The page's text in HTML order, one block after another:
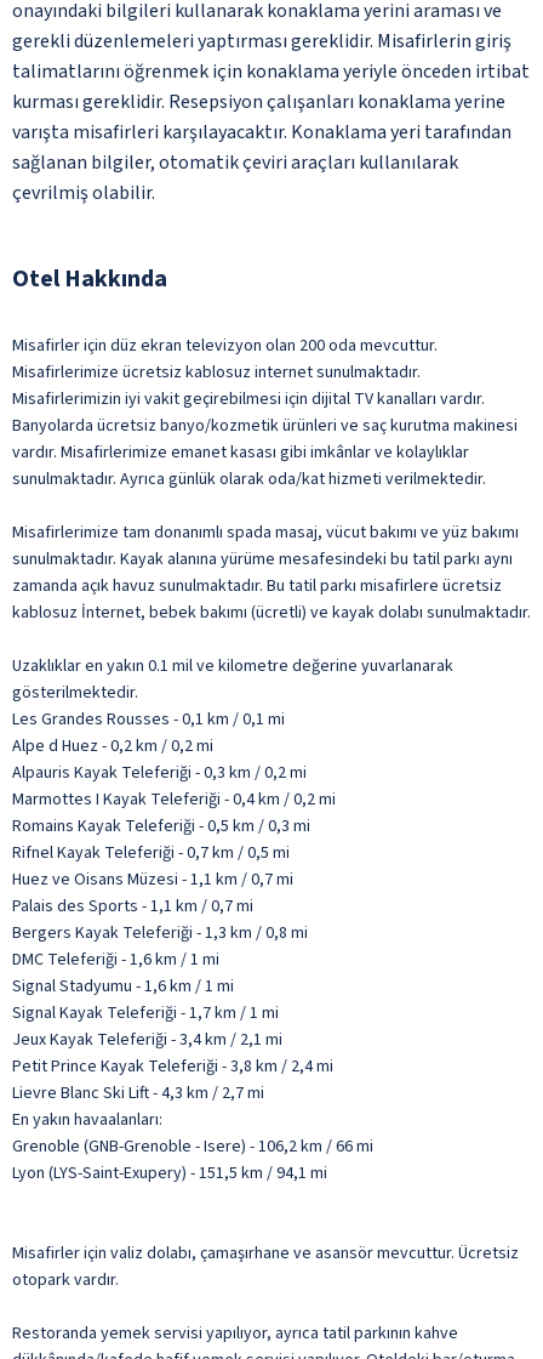
onayındaki bilgileri kullanarak konaklama yerini araması ve
gerekli düzenlemeleri yaptırması gereklidir. Misafirlerin giriş
talimatlarını öğrenmek için konaklama yeriyle önceden irtibat
kurması gereklidir. Resepsiyon çalışanları konaklama yerine
varışta misafirleri karşılayacaktır. Konaklama yeri tarafından
sağlanan bilgiler, otomatik çeviri araçları kullanılarak
çevrilmiş olabilir.
Otel Hakkında
Misafirler için düz ekran televizyon olan 200 oda mevcuttur.
Misafirlerimize ücretsiz kablosuz internet sunulmaktadır.
Misafirlerimizin iyi vakit geçirebilmesi için dijital TV kanalları vardır.
Banyolarda ücretsiz banyo/kozmetik ürünleri ve saç kurutma makinesi
vardır. Misafirlerimize emanet kasası gibi imkânlar ve kolaylıklar
sunulmaktadır. Ayrıca günlük olarak oda/kat hizmeti verilmektedir.
Misafirlerimize tam donanımlı spada masaj, vücut bakımı ve yüz bakımı
sunulmaktadır. Kayak alanına yürüme mesafesindeki bu tatil parkı aynı
zamanda açık havuz sunulmaktadır. Bu tatil parkı misafirlere ücretsiz
kablosuz İnternet, bebek bakımı (ücretli) ve kayak dolabı sunulmaktadır.
Uzaklıklar en yakın 0.1 mil ve kilometre değerine yuvarlanarak
gösterilmektedir.
Les Grandes Rousses - 0,1 km / 0,1 mi
Alpe d Huez - 0,2 km / 0,2 mi
Alpauris Kayak Teleferiği - 0,3 km / 0,2 mi
Marmottes I Kayak Teleferiği - 0,4 km / 0,2 mi
Romains Kayak Teleferiği - 0,5 km / 0,3 mi
Rifnel Kayak Teleferiği - 0,7 km / 0,5 mi
Huez ve Oisans Müzesi - 1,1 km / 0,7 mi
Palais des Sports - 1,1 km / 0,7 mi
Bergers Kayak Teleferiği - 1,3 km / 0,8 mi
DMC Teleferiği - 1,6 km / 1 mi
Signal Stadyumu - 1,6 km / 1 mi
Signal Kayak Teleferiği - 1,7 km / 1 mi
Jeux Kayak Teleferiği - 3,4 km / 2,1 mi
Petit Prince Kayak Teleferiği - 3,8 km / 2,4 mi
Lievre Blanc Ski Lift - 4,3 km / 2,7 mi
En yakın havaalanları:
Grenoble (GNB-Grenoble - Isere) - 106,2 km / 66 mi
Lyon (LYS-Saint-Exupery) - 151,5 km / 94,1 mi
Misafirler için valiz dolabı, çamaşırhane ve asansör mevcuttur. Ücretsiz
otopark vardır.
Restoranda yemek servisi yapılıyor, ayrıca tatil parkının kahve